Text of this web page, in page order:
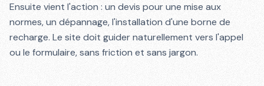
Ensuite vient l'action : un devis pour une mise aux
normes, un dépannage, l'installation d'une borne de
recharge. Le site doit guider naturellement vers l'appel
ou le formulaire, sans friction et sans jargon.